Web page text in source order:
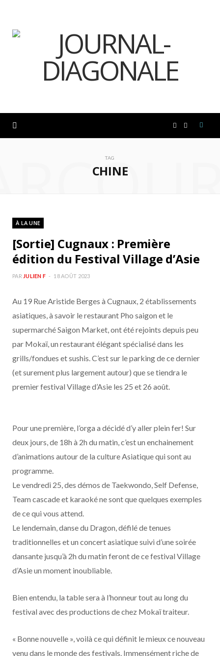
k a
TAG
CHINE
À LA UNE
[Sortie] Cugnaux : Première
édition du Festival Village d’Asie
PAR JULIEN F 18 AOÛT 2023
Au 19 Rue Aristide Berges à Cugnaux, 2 établissements
asiatiques, à savoir le restaurant Pho saigon et le
supermarché Saigon Market, ont été rejoints depuis peu
par Mokaï, un restaurant élégant spécialisé dans les
grills/fondues et sushis. C’est sur le parking de ce dernier
(et surement plus largement autour) que se tiendra le
premier festival Village d’Asie les 25 et 26 août.
Pour une première, l’orga a décidé d’y aller plein fer! Sur
deux jours, de 18h à 2h du matin, c’est un enchainement
d’animations autour de la culture Asiatique qui sont au
programme.
Le vendredi 25, des démos de Taekwondo, Self Defense,
Team cascade et karaoké ne sont que quelques exemples
de ce qui vous attend.
Le lendemain, danse du Dragon, défilé de tenues
traditionnelles et un concert asiatique suivi d’une soirée
dansante jusqu’à 2h du matin feront de ce festival Village
d’Asie un moment inoubliable.
Bien entendu, la table sera à l’honneur tout au long du
festival avec des productions de chez Mokaï traiteur.
« Bonne nouvelle », voilà ce qui définit le mieux ce nouveau
venu dans le monde des festivals. Immensément riche de